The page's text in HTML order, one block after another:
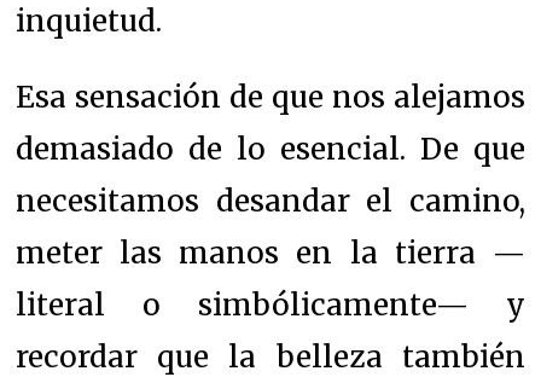
inquietud.
Esa sensación de que nos alejamos
demasiado de lo esencial. De que
necesitamos desandar el camino,
meter las manos en la tierra —
literal o simbólicamente— y
recordar que la belleza también